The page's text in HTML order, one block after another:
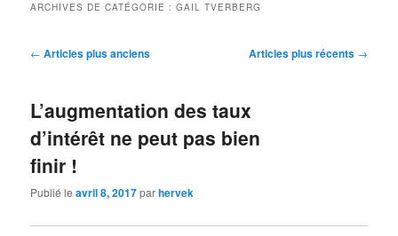
ARCHIVES DE CATÉGORIE :GAIL TVERBERG
Navigation
← Articles plus anciens Articles plus récents →
L’augmentation des taux
d’intérêt ne peut pas bien
finir !
Publié leavril 8, 2017parhervek